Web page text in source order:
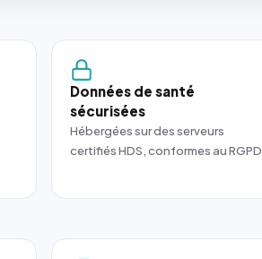
Données de santé
sécurisées
Hébergées sur des serveurs
certifiés HDS, conformes au RGPD.